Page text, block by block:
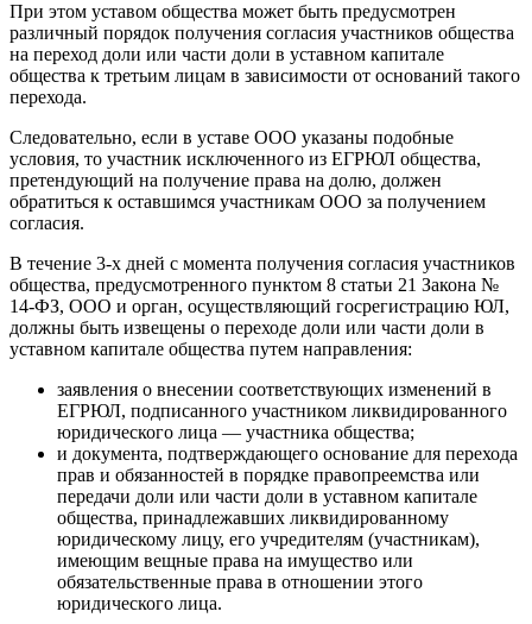
При этом уставом общества может быть предусмотрен
различный порядок получения согласия участников общества
на переход доли или части доли в уставном капитале
общества к третьим лицам в зависимости от оснований такого
перехода.
Следовательно, если в уставе ООО указаны подобные
условия, то участник исключенного из ЕГРЮЛ общества,
претендующий на получение права на долю, должен
обратиться к оставшимся участникам ООО за получением
согласия.
В течение 3-х дней с момента получения согласия участников
общества, предусмотренного пунктом 8 статьи 21 Закона №
14-ФЗ, ООО и орган, осуществляющий госрегистрацию ЮЛ,
должны быть извещены о переходе доли или части доли в
уставном капитале общества путем направления:
заявления о внесении соответствующих изменений в
ЕГРЮЛ, подписанного участником ликвидированного
юридического лица — участника общества;
и документа, подтверждающего основание для перехода
прав и обязанностей в порядке правопреемства или
передачи доли или части доли в уставном капитале
общества, принадлежавших ликвидированному
юридическому лицу, его учредителям (участникам),
имеющим вещные права на имущество или
обязательственные права в отношении этого
юридического лица.